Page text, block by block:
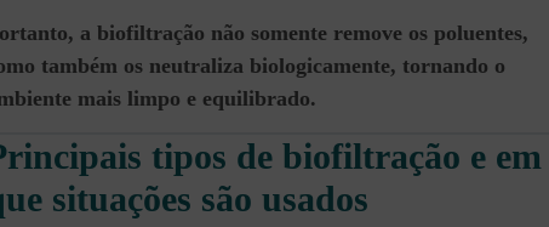
a biofiltração não somente remove os poluentes,
também os neutraliza biologicamente, tornando o
mais limpo e equilibrado.
tipos de biofiltração e em
situações são usados